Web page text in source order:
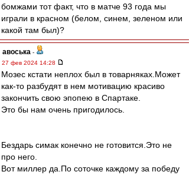
бомжами тот факт, что в матче 93 года мы
играли в красном (белом, синем, зеленом или
какой там был)?
авоська -
27 фев 2024 14:28
Мозес кстати неплох был в товарняках.Может
как-то разбудят в нем мотивацию красиво
закончить свою эпопею в Спартаке.
Это бы нам очень пригодилось.
Бездарь симак конечно не готовится.Это не
про него.
Вот миллер да.По соточке каждому за победу